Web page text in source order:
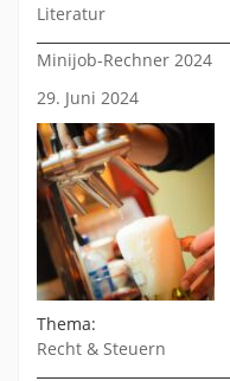
Literatur
Minijob-Rechner 2024
29. Juni 2024
Thema:
Recht & Steuern